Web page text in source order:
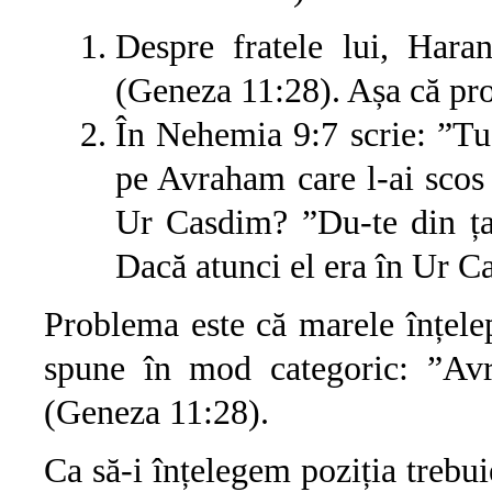
Despre fratele lui,
(Geneza 11:28). Așa că
În Nehemia 9:7 scrie:
pe Avraham care l-ai
Ur Casdim? ”Du-te din
Dacă atunci el era în Ur
Problema este că marele
spune în mod categoric:
(Geneza 11:28).
Ca să-i înțelegem poziția